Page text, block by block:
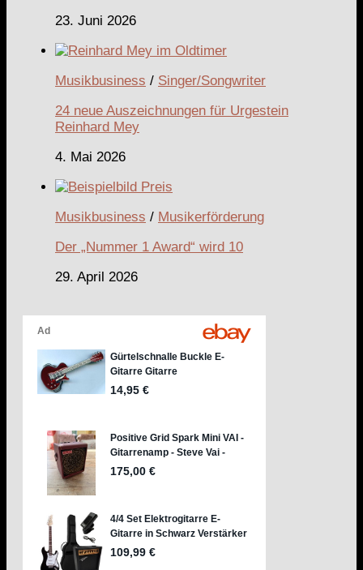
23. Juni 2026
Musikbusiness / Singer/Songwriter
24 neue Auszeichnungen für Urgestein
Reinhard Mey
4. Mai 2026
Musikbusiness / Musikerförderung
Der „Nummer 1 Award“ wird 10
29. April 2026